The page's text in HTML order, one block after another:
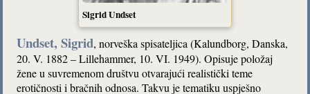
Sigrid Undset
Undset, Sigrid, norveška spisateljica (Kalundborg, Danska,
20. V. 1882 – Lillehammer, 10. VI. 1949). Opisuje položaj
žene u suvremenom društvu otvarajući realistički teme
erotičnosti i bračnih odnosa. Takvu je tematiku uspješno